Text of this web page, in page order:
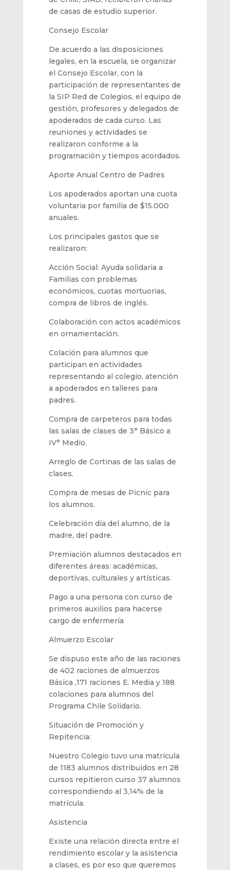
de casas de estudio superior.
Consejo Escolar
De acuerdo a las disposiciones
legales, en la escuela, se organizar
el Consejo Escolar, con la
participación de representantes de
la SIP Red de Colegios, el equipo de
gestión, profesores y delegados de
apoderados de cada curso. Las
reuniones y actividades se
realizaron conforme a la
programación y tiempos acordados.
Aporte Anual Centro de Padres
Los apoderados aportan una cuota
voluntaria por familia de $15.000
anuales.
Los principales gastos que se
realizaron:
Acción Social: Ayuda solidaria a
Familias con problemas
económicos, cuotas mortuorias,
compra de libros de inglés.
Colaboración con actos académicos
en ornamentación.
Colación para alumnos que
participan en actividades
representando al colegio, atención
a apoderados en talleres para
padres.
Compra de carpeteros para todas
las salas de clases de 3° Básico a
IV° Medio.
Arreglo de Cortinas de las salas de
clases.
Compra de mesas de Picnic para
los alumnos.
Celebración día del alumno, de la
madre, del padre.
Premiación alumnos destacados en
diferentes áreas: académicas,
deportivas, culturales y artísticas.
Pago a una persona con curso de
primeros auxilios para hacerse
cargo de enfermería
Almuerzo Escolar
Se dispuso este año de las raciones
de 402 raciones de almuerzos
Básica ,171 raciones E. Media y 188
colaciones para alumnos del
Programa Chile Solidario.
Situación de Promoción y
Repitencia:
Nuestro Colegio tuvo una matrícula
de 1183 alumnos distribuidos en 28
cursos repitieron curso 37alumnos
correspondiendo al 3,14% de la
matrícula.
Asistencia
Existe una relación directa entre el
rendimiento escolar y la asistencia
a clases, es por eso que queremos